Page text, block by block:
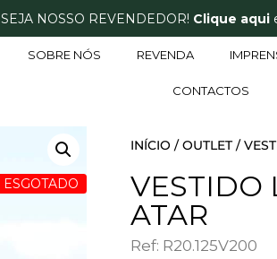
SEJA NOSSO REVENDEDOR! Clique aqui
SOBRE NÓS REVENDA
CONTACTOS
ESGOTADO
INÍCIO /OUTLET/
VESTIDO
ATAR
Ref: R20.125V200